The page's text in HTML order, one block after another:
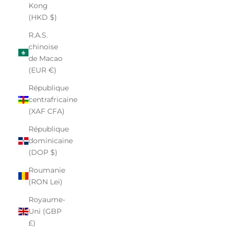
Kong
(HKD $)
R.A.S.
chinoise
de Macao
(EUR €)
République
centrafricaine
(XAF CFA)
République
dominicaine
(DOP $)
Roumanie
(RON Lei)
Royaume-
Uni (GBP
£)